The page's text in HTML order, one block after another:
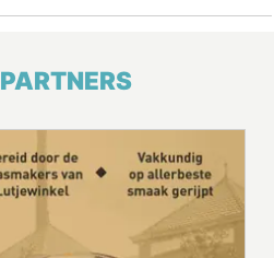
PARTNERS